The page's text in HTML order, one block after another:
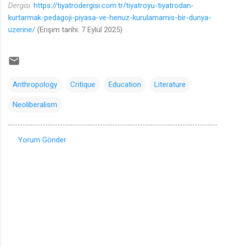
Dergisi https://tiyatrodergisi.com.tr/tiyatroyu-tiyatrodan-
kurtarmak-pedagoji-piyasa-ve-henuz-kurulamamis-bir-dunya-
uzerine/ (Erişim tarihi: 7 Eylül 2025)
Anthropology Critique Education Literature
Neoliberalism
Yorum Gönder